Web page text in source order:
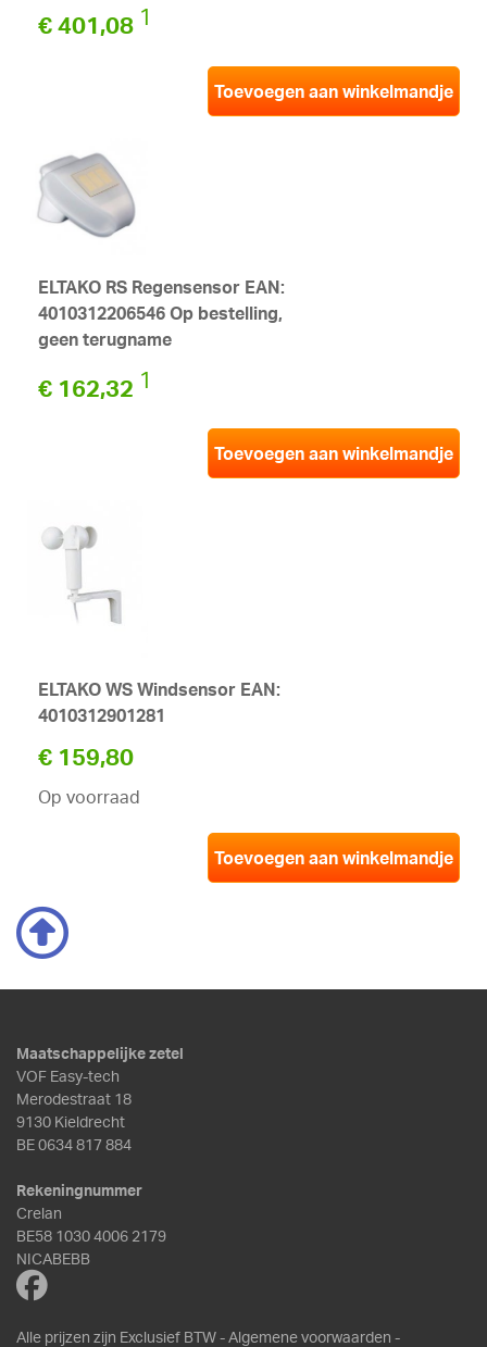
€ 401,08 1
Toevoegen aan winkelmandje
ELTAKO RS Regensensor EAN:
4010312206546 Op bestelling,
geen terugname
€ 162,32 1
Toevoegen aan winkelmandje
ELTAKO WS Windsensor EAN:
4010312901281
€ 159,80
Op voorraad
Toevoegen aan winkelmandje
Maatschappelijke zetel
VOF Easy-tech
Merodestraat 18
9130 Kieldrecht
BE 0634 817 884
Rekeningnummer
Crelan
BE58 1030 4006 2179
NICABEBB
Alle prijzen zijn Exclusief BTW -Algemene voorwaarden -